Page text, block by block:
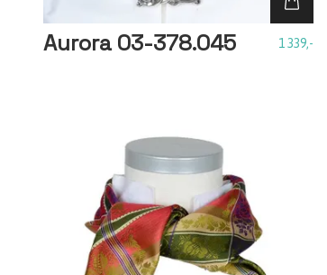
Aurora 03-378.045 1 339,-